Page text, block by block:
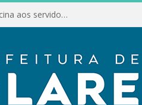
Conselho Municipal de Assistência Social realiza oficina aos servidores